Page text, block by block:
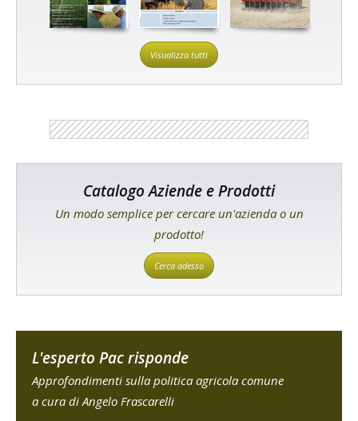
Visualizza tutti
Catalogo Aziende e Prodotti
Un modo semplice per cercare un'azienda o un
prodotto!
Cerca adesso
L'esperto Pac risponde
Approfondimenti sulla politica agricola comune
a cura di Angelo Frascarelli